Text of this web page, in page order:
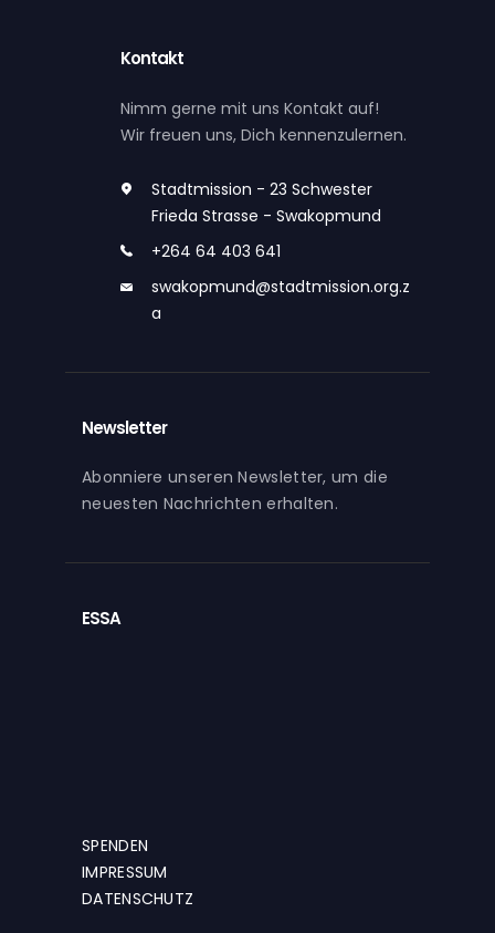
Kontakt
Nimm gerne mit uns Kontakt auf!
Wir freuen uns, Dich kennenzulernen.
Stadtmission - 23 Schwester
Frieda Strasse - Swakopmund
+264 64 403 641
swakopmund@stadtmission.org.z
a
Newsletter
Abonniere unseren Newsletter, um die
neuesten Nachrichten erhalten.
ESSA
SPENDEN
IMPRESSUM
DATENSCHUTZ